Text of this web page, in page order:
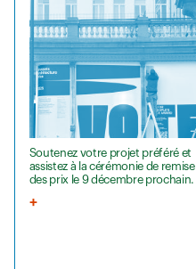
Soutenez votre projet préféré et
assistez à la cérémonie de remise
des prix le 9 décembre prochain.